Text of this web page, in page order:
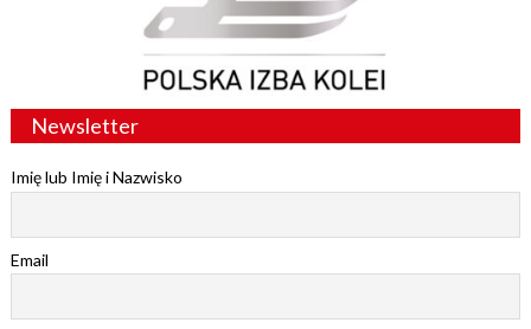
Newsletter
Imię lub Imię i Nazwisko
Email